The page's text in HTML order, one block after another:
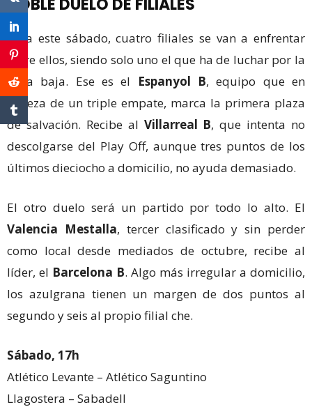
Para este sábado, cuatro filiales se van a enfrentar
entre ellos, siendo solo uno el que ha de luchar por la
zona baja. Ese es el
Espanyol B, equipo que en
cabeza de un triple empate, marca la primera plaza
de salvación. Recibe al Villarreal B, que intenta no
descolgarse del Play Off, aunque tres puntos de los
últimos dieciocho a domicilio, no ayuda demasiado.
El otro duelo será un partido por todo lo alto. El
Valencia Mestalla, tercer clasificado y sin perder
como local desde mediados de octubre, recibe al
líder, el Barcelona B. Algo más irregular a domicilio,
los azulgrana tienen un margen de dos puntos al
segundo y seis al propio filial che.
Sábado, 17h
Atlético Levante – Atlético Saguntino
Llagostera – Sabadell